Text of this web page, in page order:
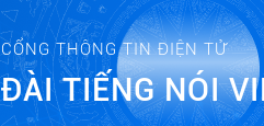
CỔNG THÔNG TIN ĐIỆN TỬ
ĐÀI TIẾNG NÓI